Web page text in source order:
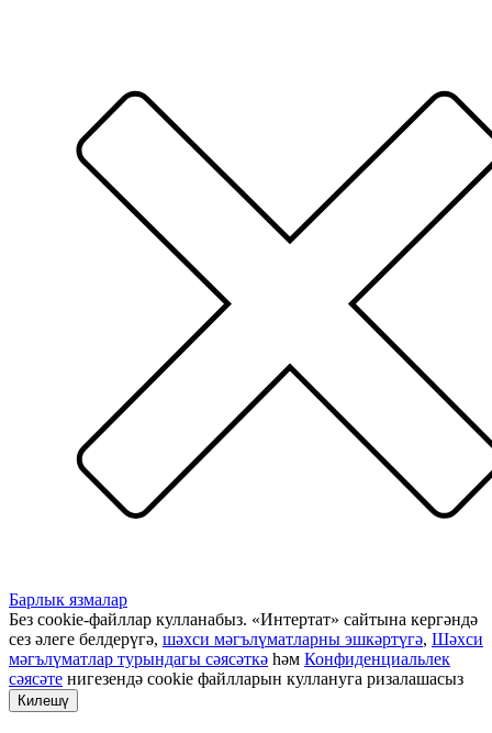
Барлык язмалар
Без cookie-файллар кулланабыз. «Интертат» сайтына кергәндә
сез әлеге белдерүгә, шәхси мәгълүматларны эшкәртүгә, Шәхси
мәгълүматлар турындагы сәясәткә һәм Конфиденциальлек
сәясәте нигезендә cookie файлларын куллануга ризалашасыз
Килешү